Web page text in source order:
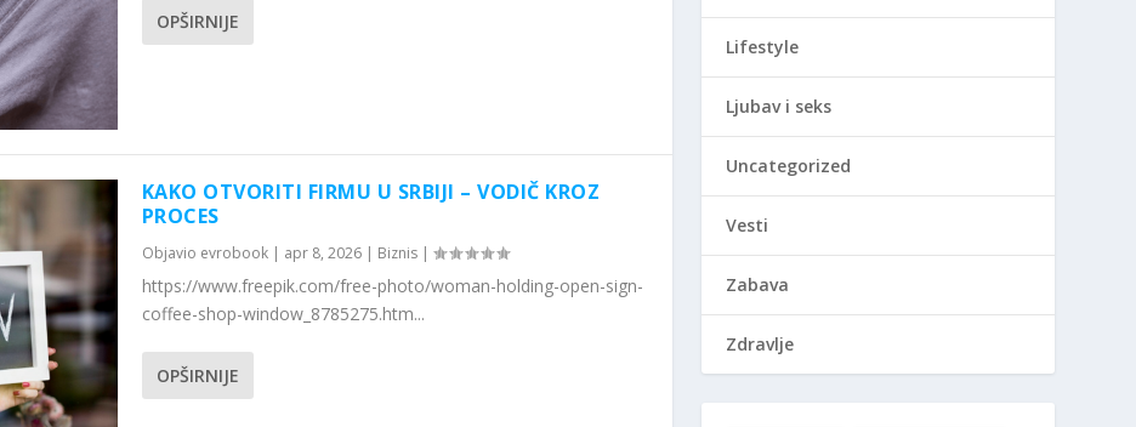
OPŠIRNIJE
KAKO OTVORITI FIRMU U SRBIJI – VODIČ KROZ
PROCES
Objavio evrobook| apr 8, 2026| Biznis|
https://www.freepik.com/free-photo/woman-holding-open-sign-
coffee-shop-window_8785275.htm...
OPŠIRNIJE
Lifestyle
Ljubav i seks
Uncategorized
Vesti
Zabava
Zdravlje